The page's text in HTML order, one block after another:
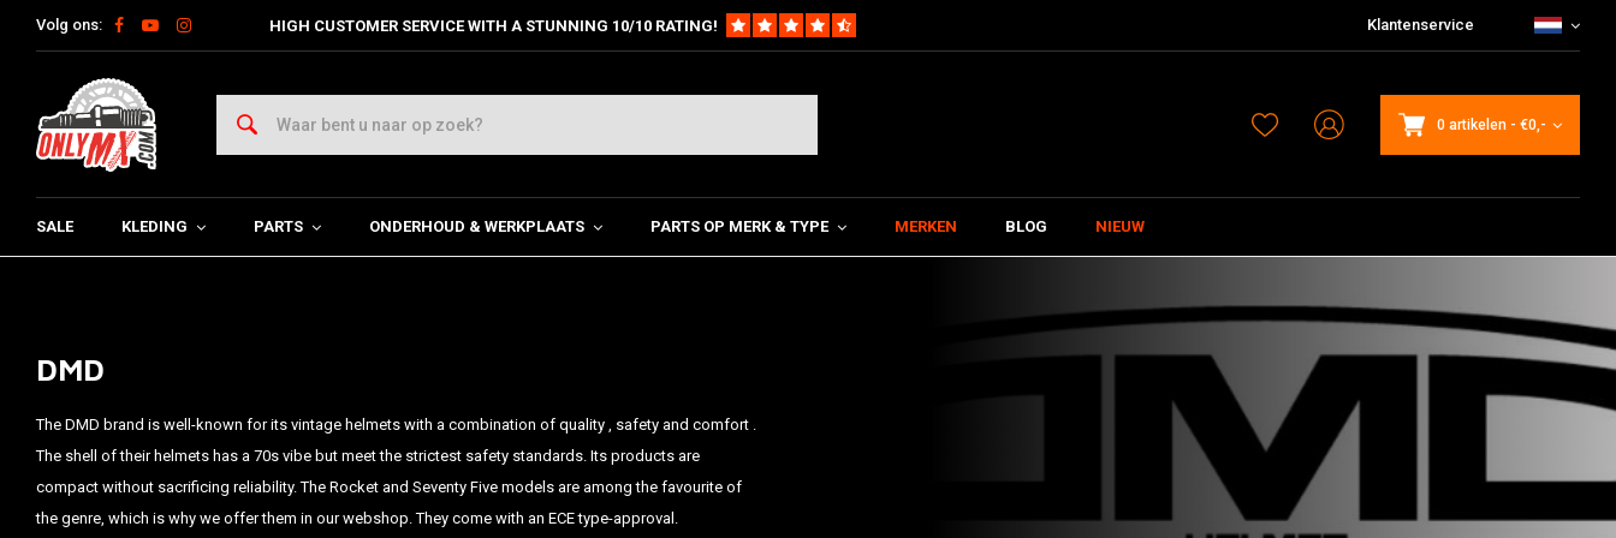
Volg ons: HIGH CUSTOMER SERVICE WITH A STUNNING 10/10 RATING! Klantenservice
0 artikelen - €0,-
SALE KLEDING PARTS ONDERHOUD & WERKPLAATS PARTS OP MERK & TYPE MERKEN BLOG NIEUW
DMD
The DMD brand is well-known for its vintage helmets with a combination of quality , safety and comfort .
The shell of their helmets has a 70s vibe but meet the strictest safety standards. Its products are
compact without sacrificing reliability. The Rocket and Seventy Five models are among the favourite of
the genre, which is why we offer them in our webshop. They come with an ECE type-approval.